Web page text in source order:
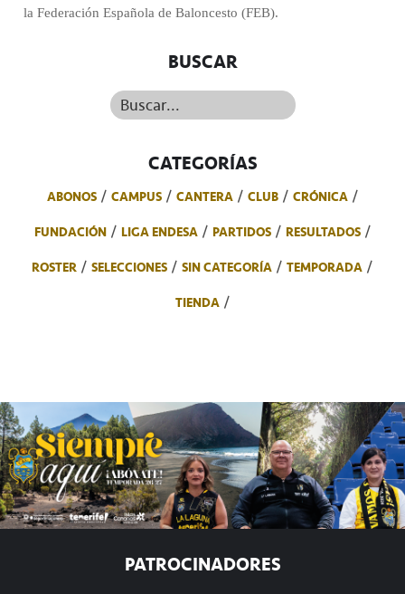
la Federación Española de Baloncesto (FEB).
BUSCAR
Buscar...
CATEGORÍAS
ABONOS CAMPUS CANTERA CLUB
CRÓNICA
FUNDACIÓN
LIGA ENDESA PARTIDOS
RESULTADOS
ROSTER
SELECCIONES SIN CATEGORÍA
TEMPORADA
TIENDA
PATROCINADORES